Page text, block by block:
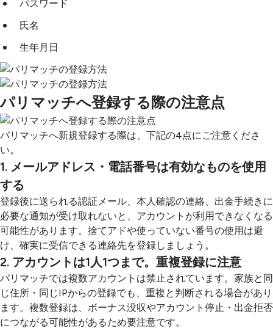
パスワード
氏名
生年月日
パリマッチへ登録する際の注意点
パリマッチへ新規登録する際は、下記の4点にご注意くださ
い。
1. メールアドレス・電話番号は有効なものを使用
する
登録後に送られる認証メール、本人確認の連絡、出金手続きに
必要な通知が受け取れないと、アカウントが利用できなくなる
可能性があります。捨てアドや使っていない番号の使用は避
け、確実に受信できる連絡先を登録しましょう。
2. アカウントは1人1つまで。重複登録に注意
パリマッチでは複数アカウントは禁止されています。家族と同
じ住所・同じIPからの登録でも、重複と判断される場合があり
ます。複数登録は、ボーナス没収やアカウント停止・出金拒否
につながる可能性があるため要注意です。